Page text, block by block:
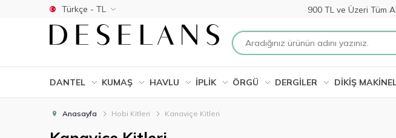
Türkçe - TL 900 TL ve Üzeri Tüm
DANTEL KUMAŞ HAVLU İPLİK ÖRGÜ DERGİLER DİKİŞ
Anasayfa Hobi Kitleri Kanaviçe Kitleri